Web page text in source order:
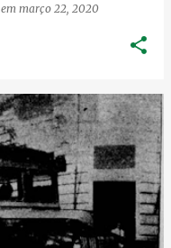
em março 22, 2020